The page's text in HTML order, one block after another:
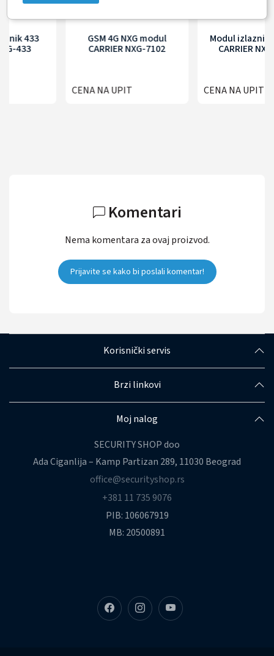
GSM 4G NXG modul
CARRIER NXG-7102
CENA NA UPIT
Modul izlazni sa 8 releja
CARRIER NXG-508-n
CENA NA UPIT
Komentari
Nema komentara za ovaj proizvod.
Prijavite se kako bi poslali komentar!
Korisnički servis
Brzi linkovi
Moj nalog
SECURITY SHOP doo
Ada Ciganlija – Kamp Partizan 289, 11030 Beograd
office@securityshop.rs
+381 11 735 9076
PIB: 106067919
MB: 20500891